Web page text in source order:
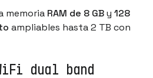
memoria RAM de 8 GBy 128
ampliables hasta 2 TB con
dual band